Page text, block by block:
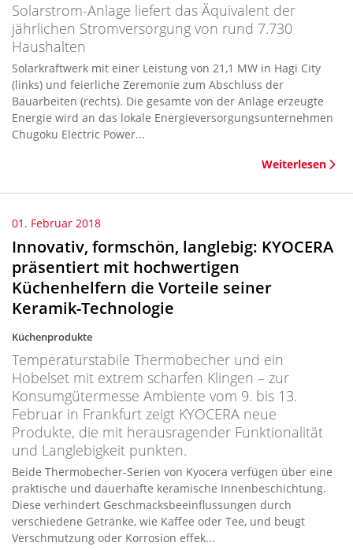
Solarstrom-Anlage liefert das Äquivalent der
jährlichen Stromversorgung von rund 7.730
Haushalten
Solarkraftwerk mit einer Leistung von 21,1 MW in Hagi City
(links) und feierliche Zeremonie zum Abschluss der
Bauarbeiten (rechts). Die gesamte von der Anlage erzeugte
Energie wird an das lokale Energieversorgungsunternehmen
Chugoku Electric Power...
Weiterlesen
01. Februar 2018
Innovativ, formschön, langlebig: KYOCERA
präsentiert mit hochwertigen
Küchenhelfern die Vorteile seiner
Keramik-Technologie
Küchenprodukte
Temperaturstabile Thermobecher und ein
Hobelset mit extrem scharfen Klingen – zur
Konsumgütermesse Ambiente vom 9. bis 13.
Februar in Frankfurt zeigt KYOCERA neue
Produkte, die mit herausragender Funktionalität
und Langlebigkeit punkten.
Beide Thermobecher-Serien von Kyocera verfügen über eine
praktische und dauerhafte keramische Innenbeschichtung.
Diese verhindert Geschmacksbeeinflussungen durch
verschiedene Getränke, wie Kaffee oder Tee, und beugt
Verschmutzung oder Korrosion effek...